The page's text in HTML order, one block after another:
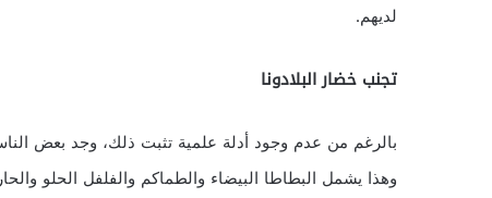
لديهم.
تجنب خضار البلادونا
بالرغم من عدم وجود أدلة علمية تثبت ذلك، وجد بعض
وهذا يشمل البطاطا البيضاء والطماكم والفلفل الحلو